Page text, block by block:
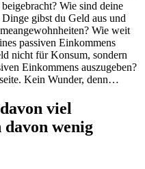
Wie sind deine
gibst du Geld aus und
Wie weit
passiven Einkommens
nicht für Konsum, sondern
Einkommens auszugeben?
Kein Wunder, denn…
viel
davon wenig